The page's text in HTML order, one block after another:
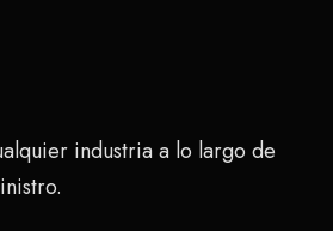
industria a lo largo de